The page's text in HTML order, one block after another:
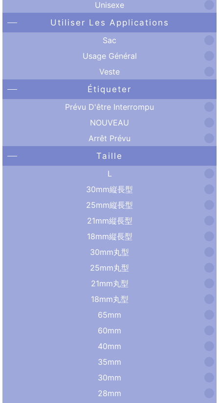
Unisexe
Utiliser Les Applications
Sac
Usage Général
Veste
Étiqueter
Prévu D'être Interrompu
NOUVEAU
Arrêt Prévu
Taille
L
30mm縦長型
25mm縦長型
21mm縦長型
18mm縦長型
30mm丸型
25mm丸型
21mm丸型
18mm丸型
65mm
60mm
40mm
35mm
30mm
28mm